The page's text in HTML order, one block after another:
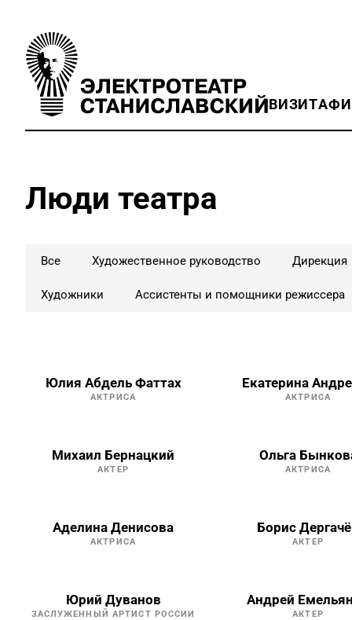
ВИЗИТ
Люди театра
Все Художественное руководство Дирекция
Художники Ассистенты и помощники режиссера
Юлия Абдель Фаттах
АКТРИСА
Екатерина
АКТРИСА
Михаил Бернацкий
АКТЕР
Ольга
АКТРИСА
Аделина Денисова
АКТРИСА
Борис
АКТЕР
Юрий Дуванов
ЗАСЛУЖЕННЫЙ АРТИСТ РОССИИ
Андрей
АКТЕР